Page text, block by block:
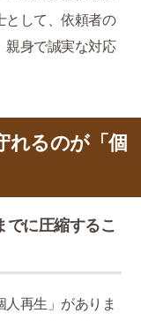
として、依頼者の
親身で誠実な対応
れるのが「個
でに圧縮するこ
再生」がありま